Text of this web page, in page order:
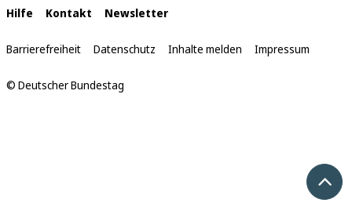
Interne
Links
Hilfe Kontakt Newsletter
Barrierefreiheit Datenschutz Inhalte melden Impressum
© Deutscher Bundestag